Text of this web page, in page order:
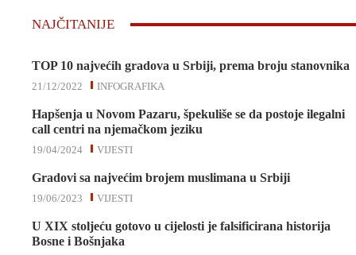
NAJČITANIJE
TOP 10 najvećih gradova u Srbiji, prema broju stanovnika
INFOGRAFIKA
21/12/2022
Hapšenja u Novom Pazaru, špekuliše se da postoje ilegalni
call centri na njemačkom jeziku
VIJESTI
19/04/2024
Gradovi sa najvećim brojem muslimana u Srbiji
VIJESTI
19/06/2023
U XIX stoljeću gotovo u cijelosti je falsificirana historija
Bosne i Bošnjaka